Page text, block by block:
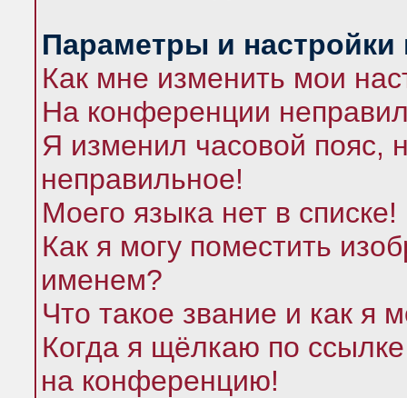
Параметры и настройки
Как мне изменить мои
На конференции
Я изменил часовой пояс,
неправильное!
Моего языка нет в списке!
Как я могу поместить
именем?
Что такое звание и как я
Когда я щёлкаю по
на конференцию!